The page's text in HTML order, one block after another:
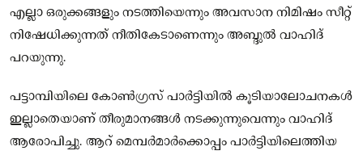
എല്ലാ ഒരുക്കങ്ങളും നടത്തിയെന്നും അവസാന നിമിഷം സീറ്റ്
നിഷേധിക്കുന്നത് നീതികേടാണെന്നും അബ്ദുൽ വാഹിദ്
പറയുന്നു.
പട്ടാമ്പിയിലെ കോൺഗ്രസ് പാർട്ടിയിൽ കൂടിയാലോചനകൾ
ഇല്ലാതെയാണ് തീരുമാനങ്ങൾ നടക്കുന്നുവെന്നും വാഹിദ്
ആരോപിച്ചു. ആറ് മെമ്പർമാർക്കൊപ്പം പാർട്ടിയിലെത്തിയ